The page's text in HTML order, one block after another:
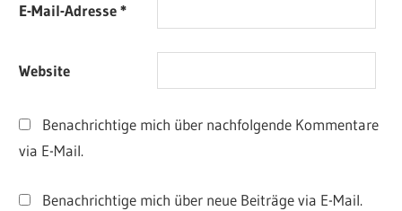
E-Mail-Adresse*
Website
Benachrichtige mich über nachfolgende Kommentare
via E-Mail.
Benachrichtige mich über neue Beiträge via E-Mail.